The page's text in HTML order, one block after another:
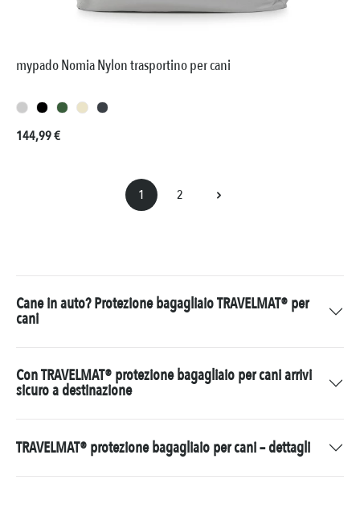
mypado Nomia Nylon trasportino per cani
Prezzo normale:
144,99 €
Pagina
1 Pagina
2
Cane in auto? Protezione bagagliaio TRAVELMAT® per
cani
Con TRAVELMAT® protezione bagagliaio per cani arrivi
sicuro a destinazione
TRAVELMAT® protezione bagagliaio per cani – dettagli